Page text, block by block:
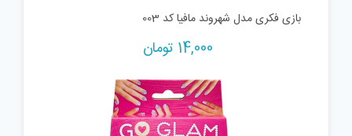
بازی فکری مدل شهروند مافیا کد 003
14,000 تومان